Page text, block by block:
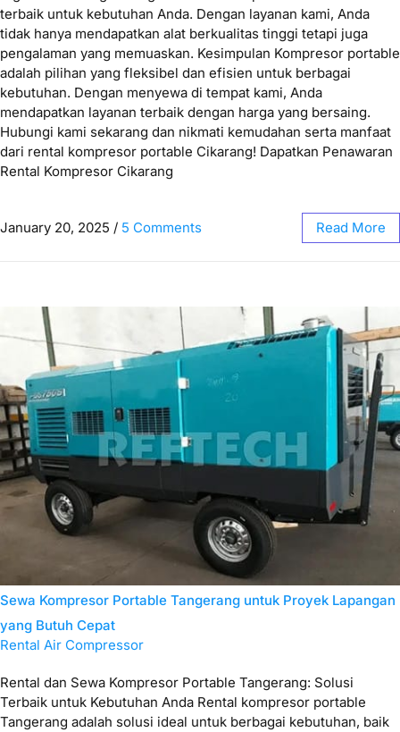
terbaik untuk kebutuhan Anda. Dengan layanan kami, Anda
tidak hanya mendapatkan alat berkualitas tinggi tetapi juga
pengalaman yang memuaskan. Kesimpulan Kompresor portable
adalah pilihan yang fleksibel dan efisien untuk berbagai
kebutuhan. Dengan menyewa di tempat kami, Anda
mendapatkan layanan terbaik dengan harga yang bersaing.
Hubungi kami sekarang dan nikmati kemudahan serta manfaat
dari rental kompresor portable Cikarang! Dapatkan Penawaran
Rental Kompresor Cikarang
January 20, 2025 / 5 Comments Read More
Sewa Kompresor Portable Tangerang untuk Proyek Lapangan
yang Butuh Cepat
Rental Air Compressor
Rental dan Sewa Kompresor Portable Tangerang: Solusi
Terbaik untuk Kebutuhan Anda Rental kompresor portable
Tangerang adalah solusi ideal untuk berbagai kebutuhan, baik